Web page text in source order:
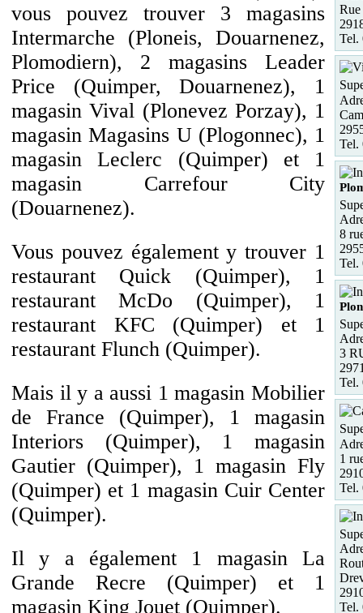
vous pouvez trouver 3 magasins
Intermarche (Ploneis, Douarnenez,
Plomodiern), 2 magasins Leader
Price (Quimper, Douarnenez), 1
magasin Vival (Plonevez Porzay), 1
magasin Magasins U (Plogonnec), 1
magasin Leclerc (Quimper) et 1
magasin Carrefour City
(Douarnenez).
Vous pouvez également y trouver 1
restaurant Quick (Quimper), 1
restaurant McDo (Quimper), 1
restaurant KFC (Quimper) et 1
restaurant Flunch (Quimper).
Mais il y a aussi 1 magasin Mobilier
de France (Quimper), 1 magasin
Interiors (Quimper), 1 magasin
Gautier (Quimper), 1 magasin Fly
(Quimper) et 1 magasin Cuir Center
(Quimper).
Il y a également 1 magasin La
Grande Recre (Quimper) et 1
magasin King Jouet (Quimper).
Tel.
Tel.
8
Tel.
3
Tel.
1
Tel.
Tel.